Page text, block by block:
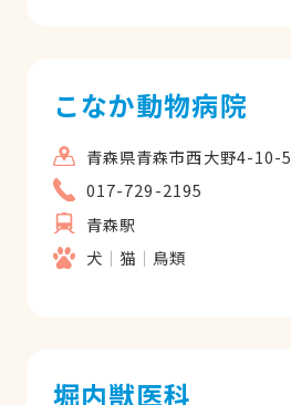
こなか動物病院
青森県青森市西大野4-10-5
017-729-2195
青森駅
犬
猫 鳥類
堀内獣医科